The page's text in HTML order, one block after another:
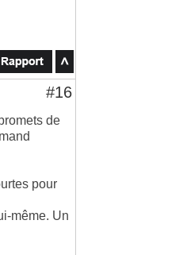
#16
de
pour
même. Un